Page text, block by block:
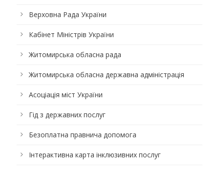
Верховна Рада України
Кабінет Міністрів України
Житомирська обласна рада
Житомирська обласна державна адміністрація
Асоціація міст України
Гід з державних послуг
Безоплатна правнича допомога
Інтерактивна карта інклюзивних послуг